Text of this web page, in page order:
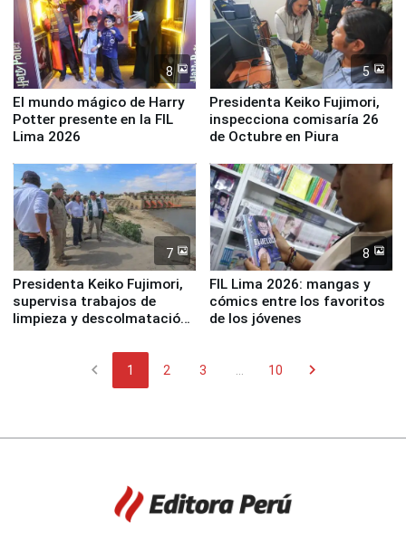
8
El mundo mágico de Harry
Potter presente en la FIL
Lima 2026
5
Presidenta Keiko Fujimori,
inspecciona comisaría 26
de Octubre en Piura
7
Presidenta Keiko Fujimori,
supervisa trabajos de
limpieza y descolmatación
8
FIL Lima 2026: mangas y
cómics entre los favoritos
de los jóvenes
chevron_left 1 2 3 10 chevron_right